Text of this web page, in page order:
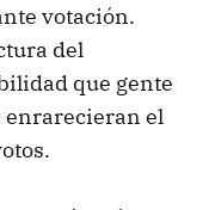
votación.
del
que gente
el